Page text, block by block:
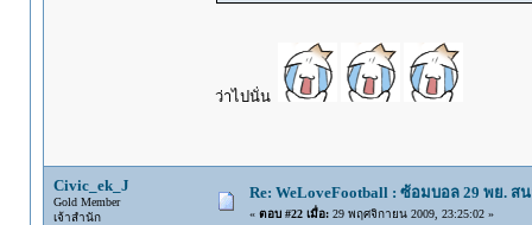
ว่าไปนั่น
Civic_ek_J
Gold Member
เจ้าสำนัก
Re: WeLoveFootball : ซ้อมบอล 29 พย. ส
« ตอบ #22 เมื่อ:29 พฤศจิกายน 2009, 23:25:02 »